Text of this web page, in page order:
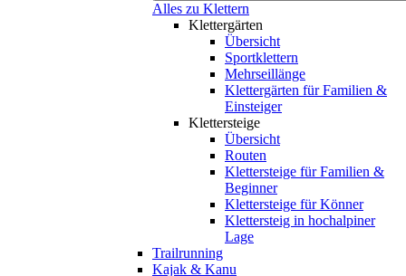
Alles zu Klettern
Klettergärten
Übersicht
Sportklettern
Mehrseillänge
Klettergärten für Familien &
Einsteiger
Klettersteige
Übersicht
Routen
Klettersteige für Familien &
Beginner
Klettersteige für Könner
Klettersteig in hochalpiner
Lage
Trailrunning
Kajak & Kanu